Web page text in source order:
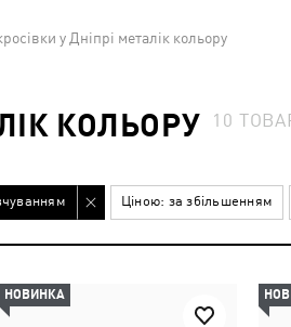
у Дніпрі металік кольору
КОЛЬОРУ 10
Ціною: за збільшенням
НОВИНКА